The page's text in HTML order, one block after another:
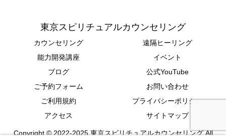
東京スピリチュアルカウンセリング
カウンセリング
遠隔ヒーリング
能力開発講座
イベント
ブログ
公式YouTube
ご予約フォーム
お問い合わせ
ご利用規約
プライバシーポリシー
アクセス
サイトマップ
Copyright © 2022-2025 東京スピリチュアルカウンセリング All